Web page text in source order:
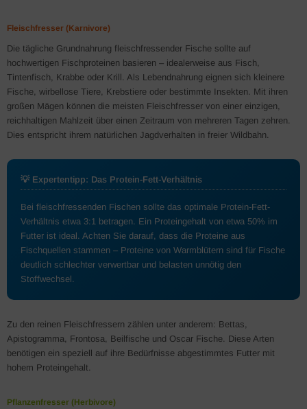
Fleischfresser (Karnivore)
Die tägliche Grundnahrung fleischfressender Fische sollte auf
hochwertigen Fischproteinen basieren – idealerweise aus Fisch,
Tintenfisch, Krabbe oder Krill. Als Lebendnahrung eignen sich kleinere
Fische, wirbellose Tiere, Krebstiere oder bestimmte Insekten. Mit ihren
großen Mägen können die meisten Fleischfresser von einer einzigen,
reichhaltigen Mahlzeit über einen Zeitraum von mehreren Tagen zehren.
Dies entspricht ihrem natürlichen Jagdverhalten in freier Wildbahn.
💡 Expertentipp: Das Protein-Fett-Verhältnis
Bei fleischfressenden Fischen sollte das optimale Protein-Fett-
Verhältnis etwa 3:1 betragen. Ein Proteingehalt von etwa 50% im
Futter ist ideal. Achten Sie darauf, dass die Proteine aus
Fischquellen stammen – Proteine von Warmblütern sind für Fische
deutlich schlechter verwertbar und belasten unnötig den
Stoffwechsel.
Zu den reinen Fleischfressern zählen unter anderem: Bettas,
Apistogramma, Frontosa, Beilfische und Oscar Fische. Diese Arten
benötigen ein speziell auf ihre Bedürfnisse abgestimmtes Futter mit
hohem Proteingehalt.
Pflanzenfresser (Herbivore)